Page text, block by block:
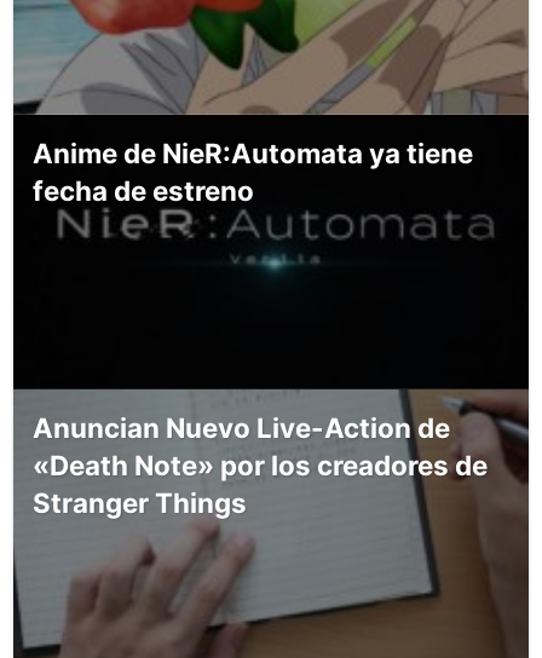
Anime de NieR:Automata ya tiene
fecha de estreno
Anuncian Nuevo Live-Action de
«Death Note» por los creadores de
Stranger Things